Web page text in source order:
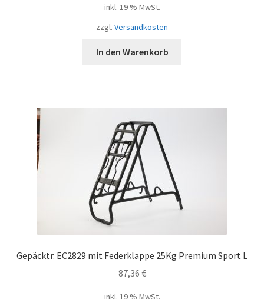
inkl. 19 % MwSt.
zzgl. Versandkosten
In den Warenkorb
Gepäcktr. EC2829 mit Federklappe 25Kg Premium Sport L
87,36 €
inkl. 19 % MwSt.